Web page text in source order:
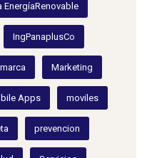
EnergíaRenovable
IngPanaplusCo
marca Marketing
Apps moviles
prevencion